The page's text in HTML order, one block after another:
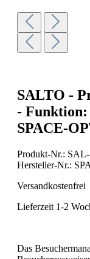
SALTO -
- Funktion:
SPACE-
Produkt-Nr.:
Hersteller-Nr.:
Versandkostenfrei
Lieferzeit 1-2
Das